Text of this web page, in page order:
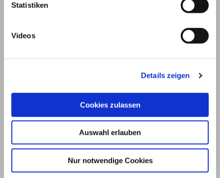
Statistiken
Videos
Details zeigen
Cookies zulassen
Auswahl erlauben
Nur notwendige Cookies
© 2026
Datenschutz Privatsphäre
Qualitätsrichtlinien Barrierefreiheit